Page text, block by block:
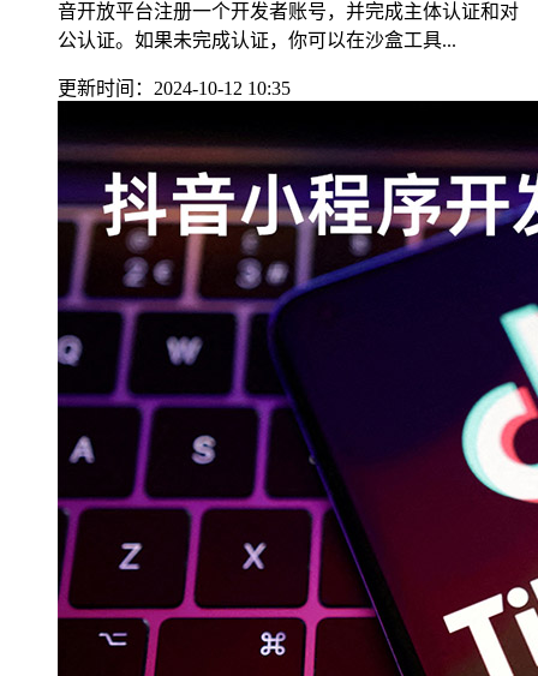
音开放平台注册一个开发者账号，并完成主体认证和对
公认证。如果未完成认证，你可以在沙盒工具...
更新时间：2024-10-12 10:35